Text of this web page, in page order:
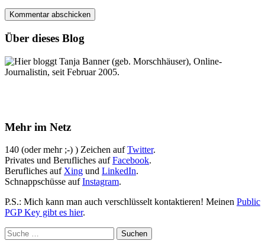
Über dieses Blog
Hier bloggt Tanja Banner (geb. Morschhäuser), Online-
Journalistin, seit Februar 2005.
Mehr im Netz
140 (oder mehr ;-) ) Zeichen aufTwitter.
Privates und Berufliches aufFacebook.
Berufliches auf Xing und LinkedIn.
Schnappschüsse aufInstagram.
P.S.: Mich kann man auch verschlüsselt kontaktieren! Meinen Public
PGP Key gibt es hier.